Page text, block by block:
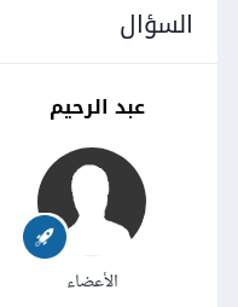
السؤال
عبد الرحيم
الأعضاء